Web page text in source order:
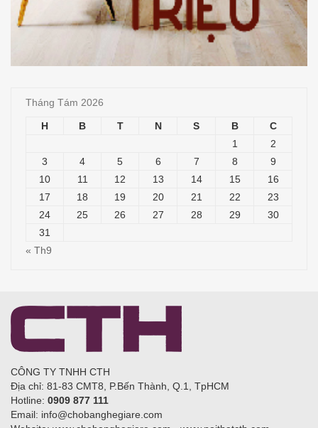
Tháng Tám 2026
H B T N S B
C
1
2
3
4 5 6 7 8
9
10
11 12 13 14 15
16
17
18 19 20 21 22
23
24
25 26 27 28 29
30
31
« Th9
CÔNG TY TNHH CTH
Địa chỉ: 81-83 CMT8, P.Bến Thành, Q.1, TpHCM
Hotline: 0909 877 111
Email: info@chobanghegiare.com